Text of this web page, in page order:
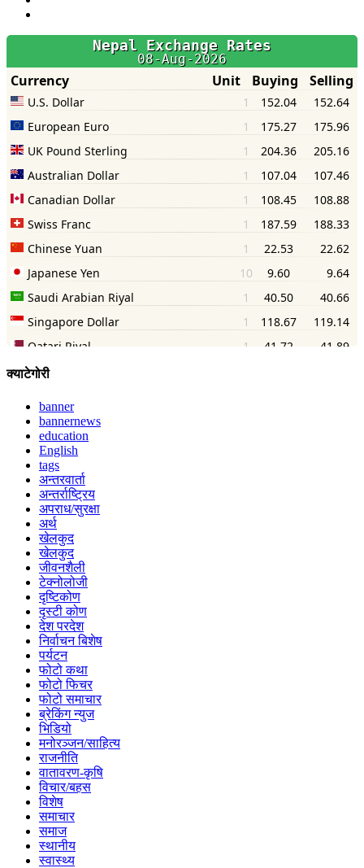
क्याटेगोरी
banner
bannernews
education
English
tags
अन्तरवार्ता
अन्तर्राष्ट्रिय
अपराध/सुरक्षा
अर्थ
खेलकुद
खेलकुद
जीवनशैली
टेक्नोलोजी
दृष्टिकोण
दृस्टी कोण
देश परदेश
निर्वाचन बिशेष
पर्यटन
फोटो कथा
फोटो फिचर
फोटो समाचार
ब्रेकिंग न्युज
भिडियो
मनोरञ्जन/साहित्य
राजनीति
वातावरण-कृषि
विचार/बहस
विशेष
समाचार
समाज
स्थानीय
स्वास्थ्य